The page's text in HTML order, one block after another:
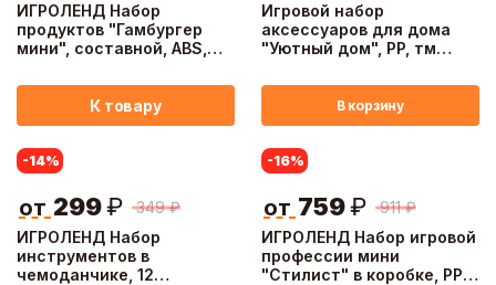
ИГРОЛЕНД Набор
продуктов "Гамбургер
мини", составной, ABS,
К товару
Игровой набор
аксессуаров для дома
"Уютный дом", PP, тм
В корзину
ИГРОЛЕНД Набор
инструментов в
чемоданчике, 12
-14%
349 ₽
от 299₽
ИГРОЛЕНД Набор игровой
профессии мини
"Стилист" в коробке, PP,
-16%
911 ₽
от 759₽